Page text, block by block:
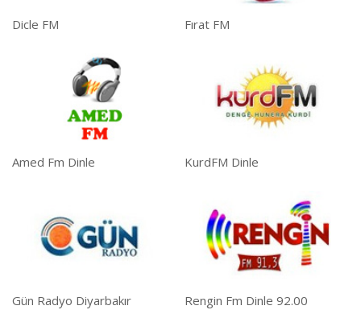
Dicle FM Fırat FM
Amed Fm Dinle KurdFM Dinle
Gün Radyo Diyarbakır Rengin Fm Dinle 92.00